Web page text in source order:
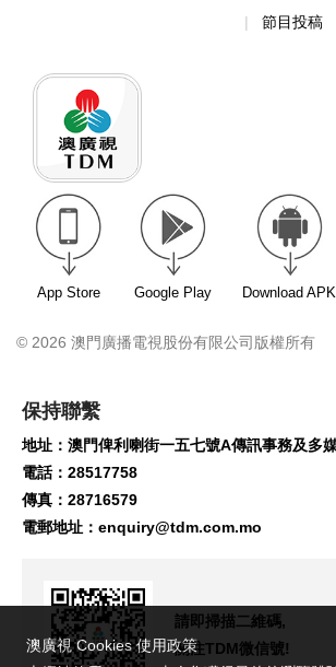
節目投稿
App Store Google Play Download APK
© 2026 澳門廣播電視股份有限公司版權所有
保持聯繫
地址：澳門俾利喇街一五七號A傳訊事務及多
電話：28517758
傳真：28716579
電郵地址： enquiry@tdm.com.mo
請即掃描二維碼,
關注TDM微信號!
澳廣視 Cookies 使用政策